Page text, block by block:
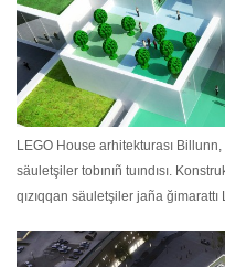
LEGO House arhitekturası
säuletşiler tobınıñ tuındısı.
qızıqqan säuletşiler jaña